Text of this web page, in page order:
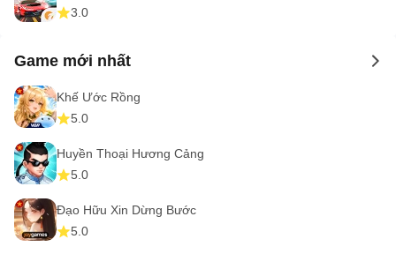
3.0
Game mới nhất to
Khế Ước Rồng
5.0
Huyền Thoại Hương Cảng
5.0
Đạo Hữu Xin Dừng Bước
5.0